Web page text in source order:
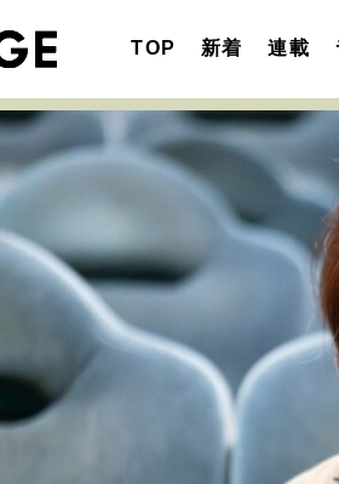
TOP 新着 連載
記事テーマで探す
運命を変えた出会い
表現者の葛藤
セカンドキャリアの